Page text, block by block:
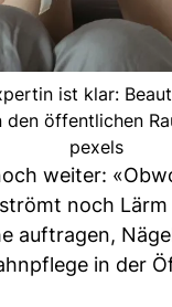
ist klar:
den öffentlichen
pexels
weiter:
noch
auftragen,
in der